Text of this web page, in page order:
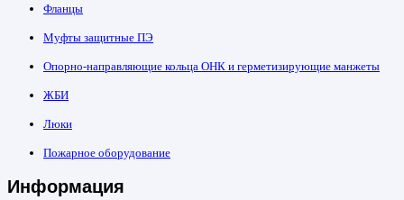
Фланцы
Муфты защитные ПЭ
Опорно-направляющие кольца ОНК и герметизирующие манжеты
ЖБИ
Люки
Пожарное оборудование
Информация